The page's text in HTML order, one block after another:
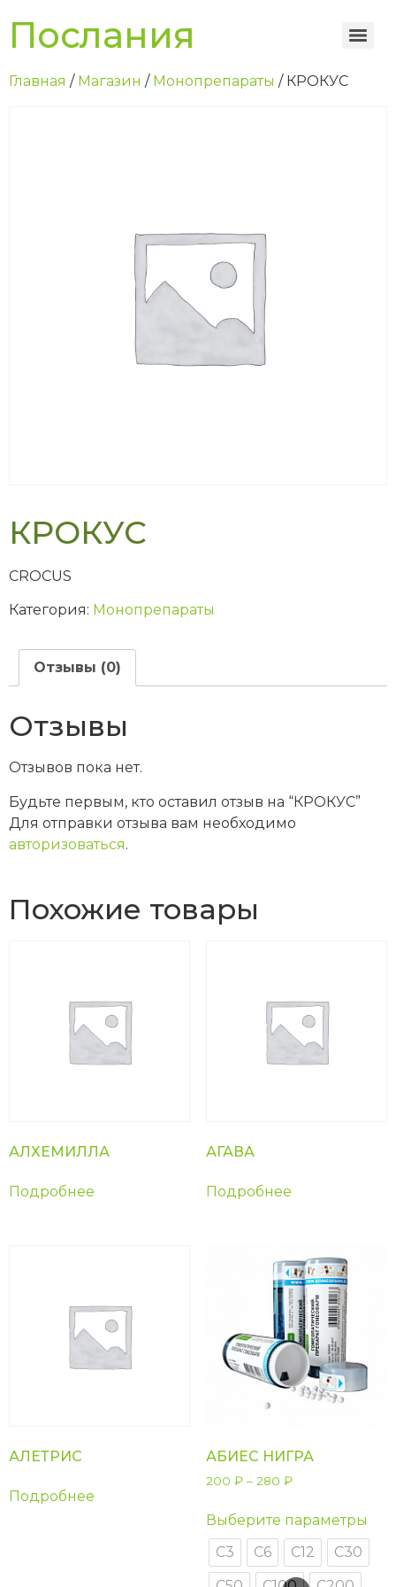
Послания
Главная / Магазин / Монопрепараты / КРОКУС
КРОКУС
CROCUS
Категория: Монопрепараты
Отзывы (0)
Отзывы
Отзывов пока нет.
Будьте первым, кто оставил отзыв на “КРОКУС”
Для отправки отзыва вам необходимо
авторизоваться.
Похожие товары
АЛХЕМИЛЛА
Подробнее
АГАВА
Подробнее
АЛЕТРИС
Подробнее
АБИЕС НИГРА
200 ₽ – 280 ₽
Выберите параметры
С3
С6 С12
С30